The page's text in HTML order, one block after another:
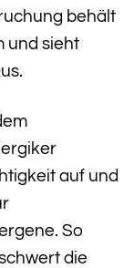
behält
und sieht
auf und
So
die